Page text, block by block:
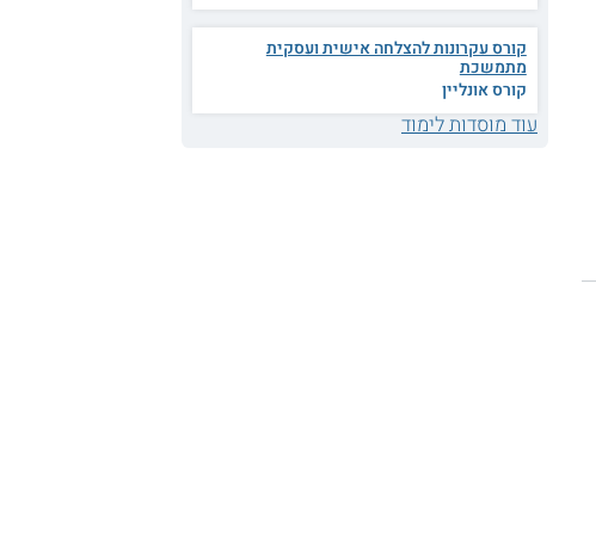
קורס עקרונות להצלחה אישית ועסקית
מתמשכת
קורס אונליין
עוד מוסדות לימוד